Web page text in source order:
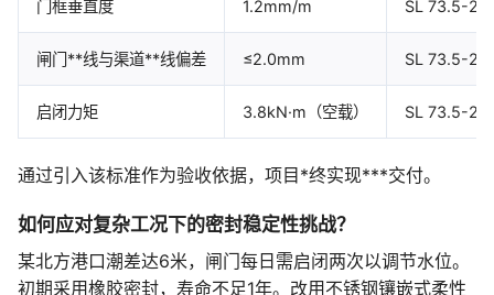
门框垂直度 1.2mm/m SL 73.5-
闸门**线与渠道**线偏差 ≤2.0mm SL 73.5-
启闭力矩 3.8kN·m（空载） SL 73.5-
通过引入该标准作为验收依据，项目*终实现***交付。
如何应对复杂工况下的密封稳定性挑战？
某北方港口潮差达6米，闸门每日需启闭两次以调节水位。
初期采用橡胶密封，寿命不足1年。改用不锈钢镶嵌式柔性